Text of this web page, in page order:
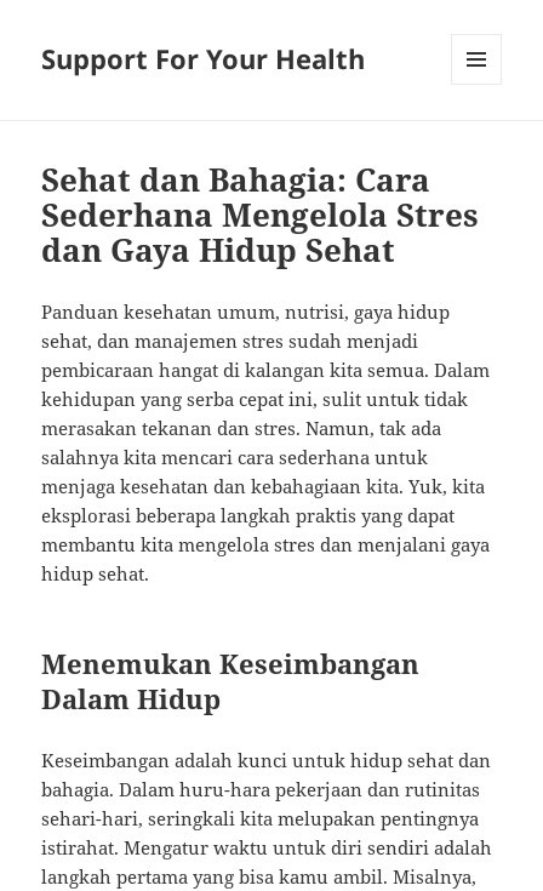
Support For Your Health
Sehat dan Bahagia: Cara
Sederhana Mengelola Stres
dan Gaya Hidup Sehat
Panduan kesehatan umum, nutrisi, gaya hidup
sehat, dan manajemen stres sudah menjadi
pembicaraan hangat di kalangan kita semua. Dalam
kehidupan yang serba cepat ini, sulit untuk tidak
merasakan tekanan dan stres. Namun, tak ada
salahnya kita mencari cara sederhana untuk
menjaga kesehatan dan kebahagiaan kita. Yuk, kita
eksplorasi beberapa langkah praktis yang dapat
membantu kita mengelola stres dan menjalani gaya
hidup sehat.
Menemukan Keseimbangan
Dalam Hidup
Keseimbangan adalah kunci untuk hidup sehat dan
bahagia. Dalam huru-hara pekerjaan dan rutinitas
sehari-hari, seringkali kita melupakan pentingnya
istirahat. Mengatur waktu untuk diri sendiri adalah
langkah pertama yang bisa kamu ambil. Misalnya,